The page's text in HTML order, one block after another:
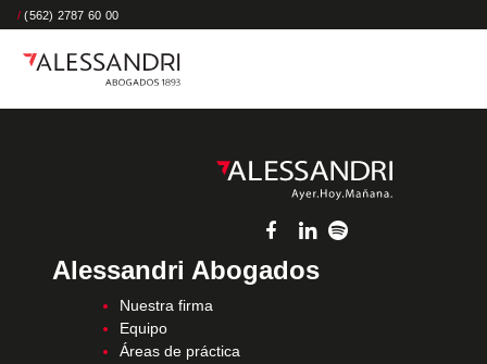
/ (562) 2787 60 00
Alessandri Abogados
Nuestra firma
Equipo
Áreas de práctica